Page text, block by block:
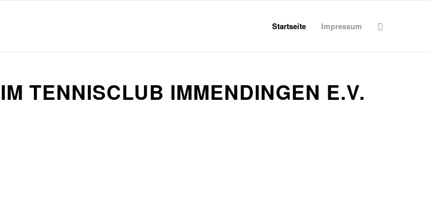
Startseite Impressum
TENNISCLUB IMMENDINGEN E.V.